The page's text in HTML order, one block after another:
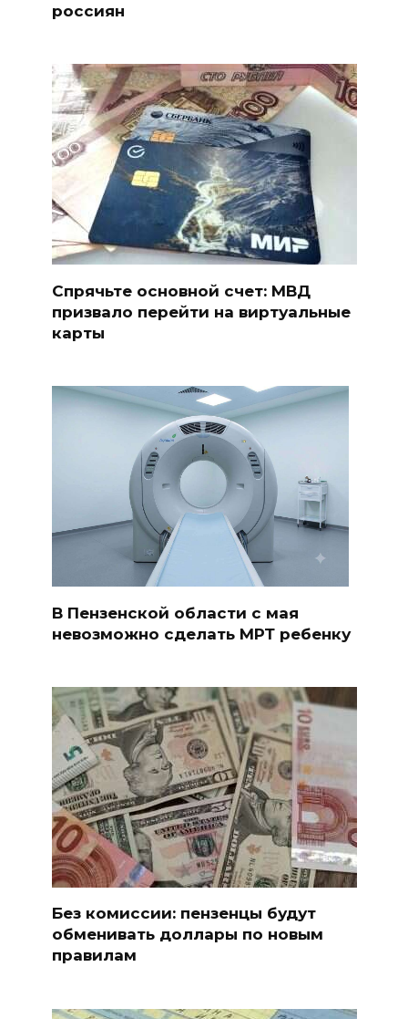
россиян
Спрячьте основной счет: МВД
призвало перейти на виртуальные
карты
В Пензенской области с мая
невозможно сделать МРТ ребенку
Без комиссии: пензенцы будут
обменивать доллары по новым
правилам